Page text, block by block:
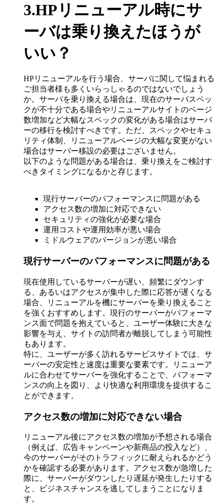
3.HPリニューアル時にサ
ーバは乗り換えたほうが
いい？
HPリニューアルを行う場合、サーバに関して悩まれる
ご担当者様も多くいらっしゃるのではないでしょう
か。サーバを乗り換える場合は、現在のサーバスペッ
クが不十分である場合やリニューアルサイトのページ
数増加など大幅なスペックの変化がある場合はサーバ
ーの移行を検討すべきです。ただ、スペックやセキュ
リティ体制、リニューアルページの大幅な変更がない
場合はサーバー移設の必要はございません。
以下のような問題がある場合は、乗り換えをご検討す
べきタイミングになるかと存じます。
現行サーバーのパフォーマンスに問題がある
アクセス数の増加に対応できない
セキュリティの強化が必要な場合
運用コストや運用効率が悪い場合
ミドルウェアのバージョンが悪い場合
現行サーバーのパフォーマンスに問題がある
現在使用しているサーバーが遅い、頻繁にダウンす
る、あるいはアクセスが集中した際に応答が遅くなる
場合、リニューアルを機にサーバーを乗り換えること
を強くおすすめします。現行のサーバーがパフォーマ
ンス面で問題を抱えていると、ユーザー体験に大きな
影響を与え、サイトの訪問者が離脱してしまう可能性
もあります。
特に、ユーザーが多く訪れるサービスサイトでは、サ
ーバーの安定性と速度は重要な要素です。リニューア
ルに合わせてサーバーを強化することで、パフォーマ
ンスの向上を図り、より快適な利用環境を提供するこ
とができます。
アクセス数の増加に対応できない場合
リニューアル後にアクセス数の増加が予想される場合
（例えば、広告キャンペーンや新商品の投入など）、
今のサーバーがそのトラフィックに耐えられるかどう
かを確認する必要があります。アクセス数が急増した
際に、サーバーがダウンしたり遅延が発生したりする
と、ビジネスチャンスを逃してしまうことになりま
す。